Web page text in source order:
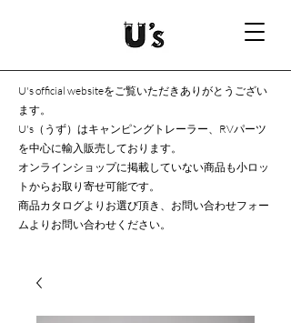
U's official websiteをご覧いただきありがとうござい
ます。
U's（うず）はキャンピングトレーラー、RVパーツ
を中心に輸入販売しております。
オンラインショップに掲載していない商品も小ロッ
トからお取り寄せ可能です。
商品カタログよりお選び頂き、お問い合わせフォー
ムよりお問い合わせください。